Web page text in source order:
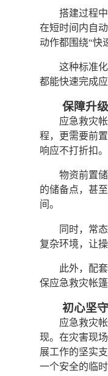
搭建过程
在短时间内自
动作都围绕“快
这种标准
都能快速完成
保障升
应急救灾
程，更需要前
响应不打折扣。
物资前置
的储备点，甚
间。
同时，常
复杂环境，让
此外，配
保应急救灾帐
初心坚
应急救灾
现。在灾害现
展工作的坚实
一个安全的临